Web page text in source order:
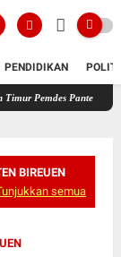
PENDIDIKAN
Pante Rambong Buka
BIREUEN
semua